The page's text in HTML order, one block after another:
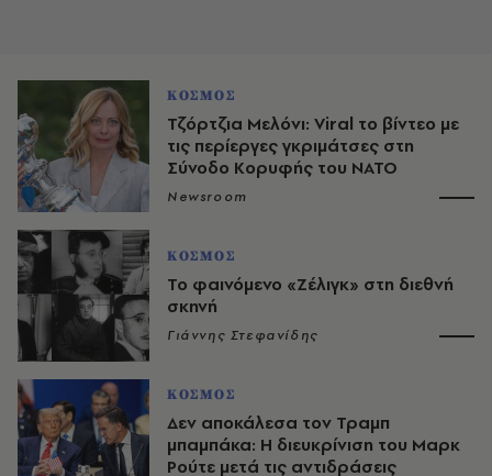
ΚΟΣΜΟΣ
Τζόρτζια Μελόνι: Viral το βίντεο με
τις περίεργες γκριμάτσες στη
Σύνοδο Κορυφής του NATO
Newsroom
ΚΟΣΜΟΣ
Το φαινόμενο «Ζέλιγκ» στη διεθνή
σκηνή
Γιάννης Στεφανίδης
ΚΟΣΜΟΣ
Δεν αποκάλεσα τον Τραμπ
μπαμπάκα: Η διευκρίνιση του Μαρκ
Ρούτε μετά τις αντιδράσεις